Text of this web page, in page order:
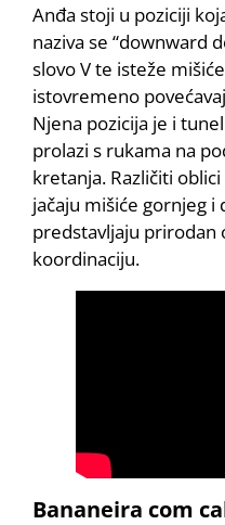
Anđa stoji u poziciji
naziva se “downward
slovo V te isteže
istovremeno
Njena pozicija je i
prolazi s rukama na
kretanja. Različiti
jačaju mišiće gornjeg i
predstavljaju prirodan
koordinaciju.
Bananeira com